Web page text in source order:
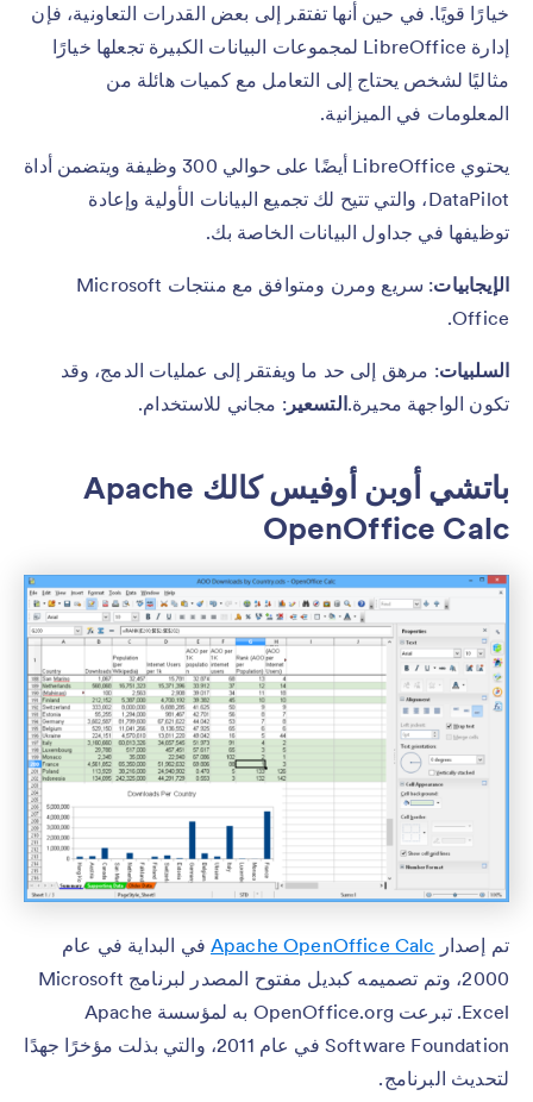
خيارًا قويًا. في حين أنها تفتقر إلى بعض القدرات التعاونية، فإن
إدارة LibreOffice لمجموعات البيانات الكبيرة تجعلها خيارًا
مثاليًا لشخص يحتاج إلى التعامل مع كميات هائلة من
المعلومات في الميزانية.
يحتوي LibreOffice أيضًا على حوالي 300 وظيفة ويتضمن أداة
DataPilot، والتي تتيح لك تجميع البيانات الأولية وإعادة
توظيفها في جداول البيانات الخاصة بك.
الإيجابيات
: سريع ومرن ومتوافق مع منتجات Microsoft
Office.
السلبيات: مرهق إلى حد ما ويفتقر إلى عمليات الدمج، وقد
تكون الواجهة محيرة.التسعير: مجاني للاستخدام.
باتشي أوبن أوفيس كالك Apache
OpenOffice Calc
تم إصدار Apache OpenOffice Calcفي البداية في عام
2000، وتم تصميمه كبديل مفتوح المصدر لبرنامج Microsoft
Excel. تبرعت OpenOffice.org به لمؤسسة Apache
Software Foundation في عام 2011، والتي بذلت مؤخرًا جهدًا
لتحديث البرنامج.